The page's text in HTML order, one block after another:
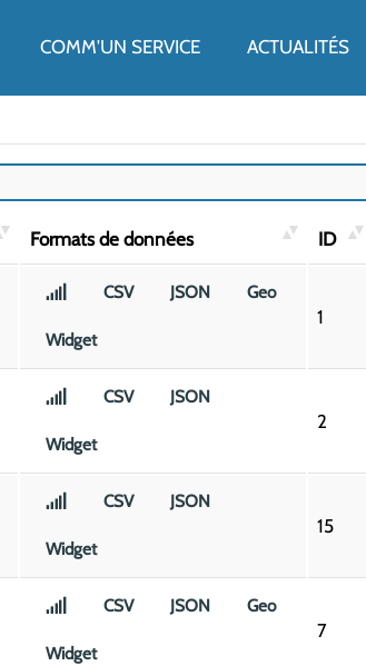
COMM'UN SERVICE ACTUALITÉS
Formats de données ID
CSV JSON Geo
Widget
1
CSV JSON
Widget
2
CSV JSON
Widget
15
CSV JSON Geo
Widget
7